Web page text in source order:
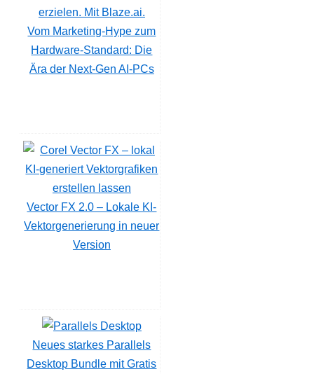
Vom Marketing-Hype zum
Hardware-Standard: Die
Ära der Next-Gen AI-PCs
Vector FX 2.0 – Lokale KI-
Vektorgenerierung in neuer
Version
Neues starkes Parallels
Desktop Bundle mit Gratis